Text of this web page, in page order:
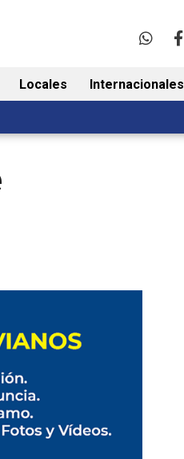
Locales Internacionales